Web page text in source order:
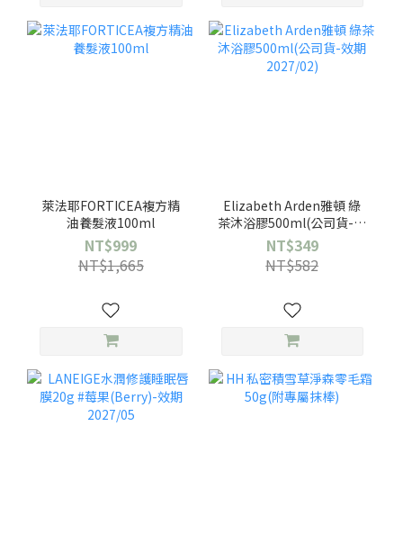
萊法耶FORTICEA複方精
油養髮液100ml
NT$999
NT$1,665
Elizabeth Arden雅頓 綠
茶沐浴膠500ml(公司貨-效
期2027/02)
NT$349
NT$582